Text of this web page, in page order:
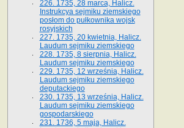
226. 1735, 28 marca, Halicz.
Instrukcya sejmiku ziemskiego
posłom do pułkownika wojsk
rosyjskich
227. 1735, 20 kwietnia, Halicz.
Laudum sejmiku ziemskiego
228. 1735, 8 sierpnia, Halicz.
Laudum sejmiku ziemskiego
229. 1735, 12 września, Halicz.
Laudum sejmiku ziemskiego
deputackiego
230. 1735, 13 września, Halicz.
Laudum sejmiku ziemskiego
gospodarskiego
231. 1736, 5 maja, Halicz.